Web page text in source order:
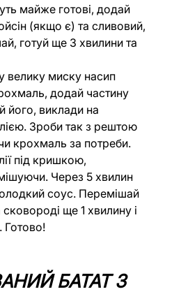
майже готові, додай
(якщо є) та сливовий,
готуй ще 3 хвилини та
велику миску насип
додай частину
його, виклади на
Зроби так з рештою
крохмаль за потреби.
під кришкою,
Через 5 хвилин
соус. Перемішай
ще 1 хвилину і
Готово!
БАТАТ З